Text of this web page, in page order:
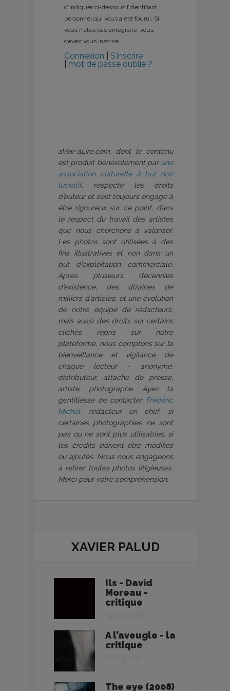
d’indiquer ci-dessous l’identifiant
personnel qui vous a été fourni. Si
vous n’êtes pas enregistré, vous
devez vous inscrire.
Connexion
S’inscrire
mot de passe oublié ?
aVoir-aLire.com, dont le contenu
est produit bénévolement par une
association culturelle à but non
lucratif, respecte les droits
d’auteur et s’est toujours engagé à
être rigoureux sur ce point, dans
le respect du travail des artistes
que nous cherchons à valoriser.
Les photos sont utilisées à des
fins illustratives et non dans un
but d’exploitation commerciale.
Après plusieurs décennies
d’existence, des dizaines de
milliers d’articles, et une évolution
de notre équipe de rédacteurs,
mais aussi des droits sur certains
clichés repris sur notre
plateforme, nous comptons sur la
bienveillance et vigilance de
chaque lecteur - anonyme,
distributeur, attaché de presse,
artiste, photographe. Ayez la
gentillesse de contacter Frédéric
Michel, rédacteur en chef, si
certaines photographies ne sont
pas ou ne sont plus utilisables, si
les crédits doivent être modifiés
ou ajoutés. Nous nous engageons
à retirer toutes photos litigieuses.
Merci pour votre compréhension.
XAVIER PALUD
Ils - David
Moreau -
critique
A l’aveugle - la
critique
The eye (2008)